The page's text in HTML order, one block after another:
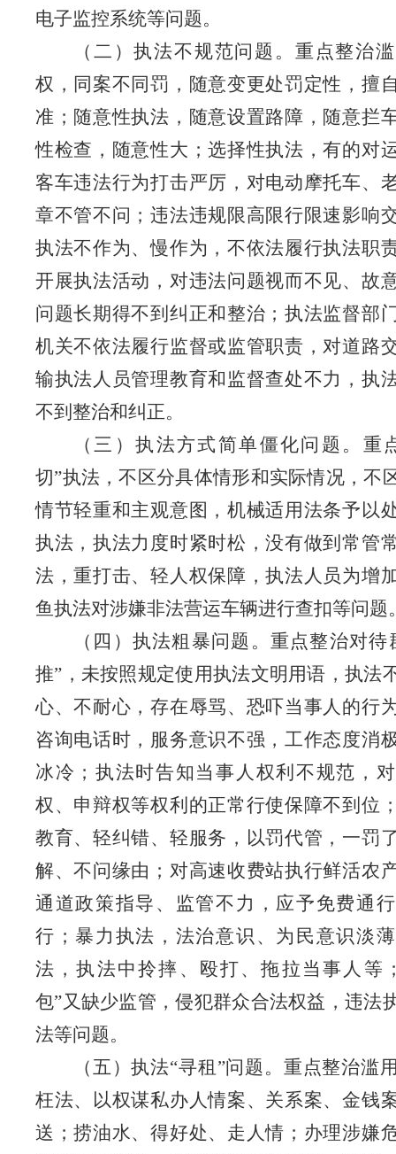
电子监控系统等问题。
（二）执法不规范问题。重点整治
权，同案不同罚，随意变更处罚定性，擅
准；随意性执法，随意设置路障，随意拦
性检查，随意性大；选择性执法，有的对
客车违法行为打击严厉，对电动摩托车、
章不管不问；违法违规限高限行限速影响
执法不作为、慢作为，不依法履行执法职
开展执法活动，对违法问题视而不见、故
问题长期得不到纠正和整治；执法监督部
机关不依法履行监督或监管职责，对道路
输执法人员管理教育和监督查处不力，执
不到整治和纠正。
（三）执法方式简单僵化问题。重
切”执法，不区分具体情形和实际情况，不
情节轻重和主观意图，机械适用法条予以
执法，执法力度时紧时松，没有做到常管
法，重打击、轻人权保障，执法人员为增
鱼执法对涉嫌非法营运车辆进行查扣等问题
（四）执法粗暴问题。重点整治对待
推”，未按照规定使用执法文明用语，执法
心、不耐心，存在辱骂、恐吓当事人的行
咨询电话时，服务意识不强，工作态度消
冰冷；执法时告知当事人权利不规范，
权、申辩权等权利的正常行使保障不到位
教育、轻纠错、轻服务，以罚代管，一罚
解、不问缘由；对高速收费站执行鲜活农
通道政策指导、监管不力，应予免费通
行；暴力执法，法治意识、为民意识淡
法，执法中拎摔、殴打、拖拉当事人等
包”又缺少监管，侵犯群众合法权益，违法
法等问题。
（五）执法“寻租”问题。重点整治滥
枉法、以权谋私办人情案、关系案、金钱
送；捞油水、得好处、走人情；办理涉嫌